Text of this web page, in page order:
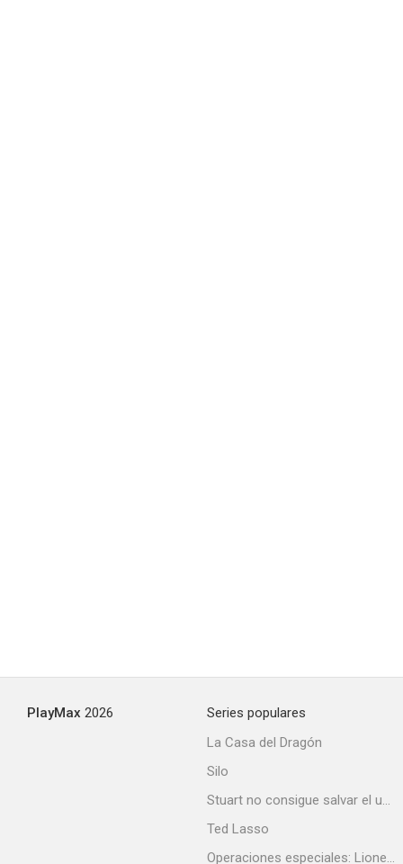
PlayMax 2026
Series populares
La Casa del Dragón
Silo
Stuart no consigue salvar el universo
Ted Lasso
Operaciones especiales: Lioness